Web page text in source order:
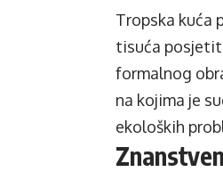
Tropska kuća
tisuća
formalnog
na kojima je
ekoloških